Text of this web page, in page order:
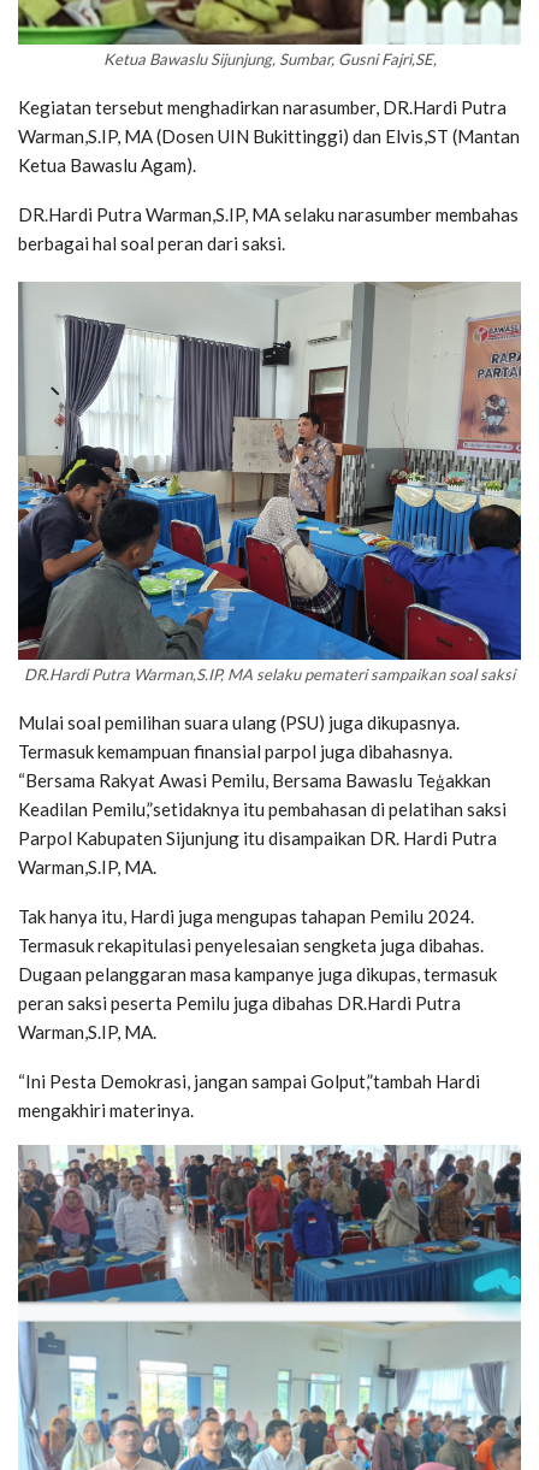
Ketua Bawaslu Sijunjung, Sumbar, Gusni Fajri,SE,
Kegiatan tersebut menghadirkan narasumber, DR.Hardi Putra
Warman,S.IP, MA (Dosen UIN Bukittinggi) dan Elvis,ST (Mantan
Ketua Bawaslu Agam).
DR.Hardi Putra Warman,S.IP, MA selaku narasumber membahas
berbagai hal soal peran dari saksi.
DR.Hardi Putra Warman,S.IP, MA selaku pemateri sampaikan soal saksi
Mulai soal pemilihan suara ulang (PSU) juga dikupasnya.
Termasuk kemampuan finansial parpol juga dibahasnya.
“Bersama Rakyat Awasi Pemilu, Bersama Bawaslu Teģakkan
Keadilan Pemilu,”setidaknya itu pembahasan di pelatihan saksi
Parpol Kabupaten Sijunjung itu disampaikan DR. Hardi Putra
Warman,S.IP, MA.
Tak hanya itu, Hardi juga mengupas tahapan Pemilu 2024.
Termasuk rekapitulasi penyelesaian sengketa juga dibahas.
Dugaan pelanggaran masa kampanye juga dikupas, termasuk
peran saksi peserta Pemilu juga dibahas DR.Hardi Putra
Warman,S.IP, MA.
“Ini Pesta Demokrasi, jangan sampai Golput,”tambah Hardi
mengakhiri materinya.